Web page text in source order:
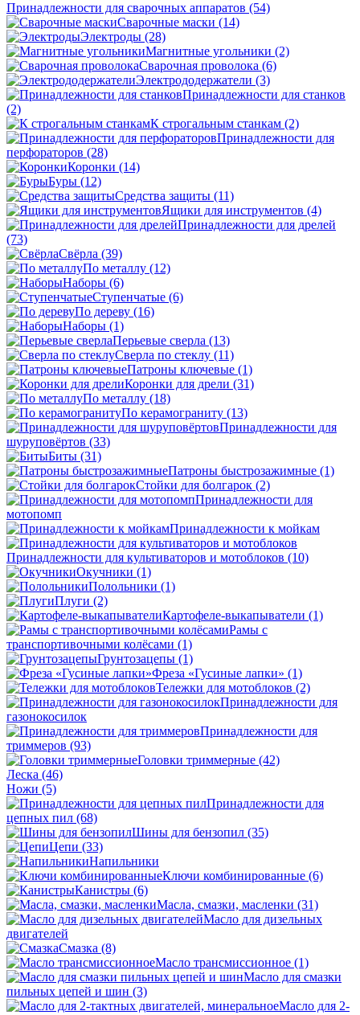
Принадлежности для сварочных аппаратов (54)
Сварочные маски (14)
Электроды (28)
Магнитные угольники (2)
Сварочная проволока (6)
Электрододержатели (3)
Принадлежности для станков
(2)
К строгальным станкам (2)
Принадлежности для
перфораторов (28)
Коронки (14)
Буры (12)
Средства защиты (11)
Ящики для инструментов (4)
Принадлежности для дрелей
(73)
Свёрла (39)
По металлу (12)
Наборы (6)
Ступенчатые (6)
По дереву (16)
Наборы (1)
Перьевые сверла (13)
Сверла по стеклу (11)
Патроны ключевые (1)
Коронки для дрели (31)
По металлу (18)
По керамограниту (13)
Принадлежности для
шуруповёртов (33)
Биты (31)
Патроны быстрозажимные (1)
Стойки для болгарок (2)
Принадлежности для
мотопомп
Принадлежности к мойкам
Принадлежности для культиваторов и мотоблоков (10)
Окучники (1)
Полольники (1)
Плуги (2)
Картофеле-выкапыватели (1)
Рамы с
транспортивочными колёсами (1)
Грунтозацепы (1)
Фреза «Гусиные лапки» (1)
Тележки для мотоблоков (2)
Принадлежности для
газонокосилок
Принадлежности для
триммеров (93)
Головки триммерные (42)
Леска (46)
Ножи (5)
Принадлежности для
цепных пил (68)
Шины для бензопил (35)
Цепи (33)
Напильники
Ключи комбинированные (6)
Канистры (6)
Масла, смазки, масленки (31)
Масло для дизельных
двигателей
Смазка (8)
Масло трансмиссионное (1)
Масло для смазки
пильных цепей и шин (3)
Масло для 2-